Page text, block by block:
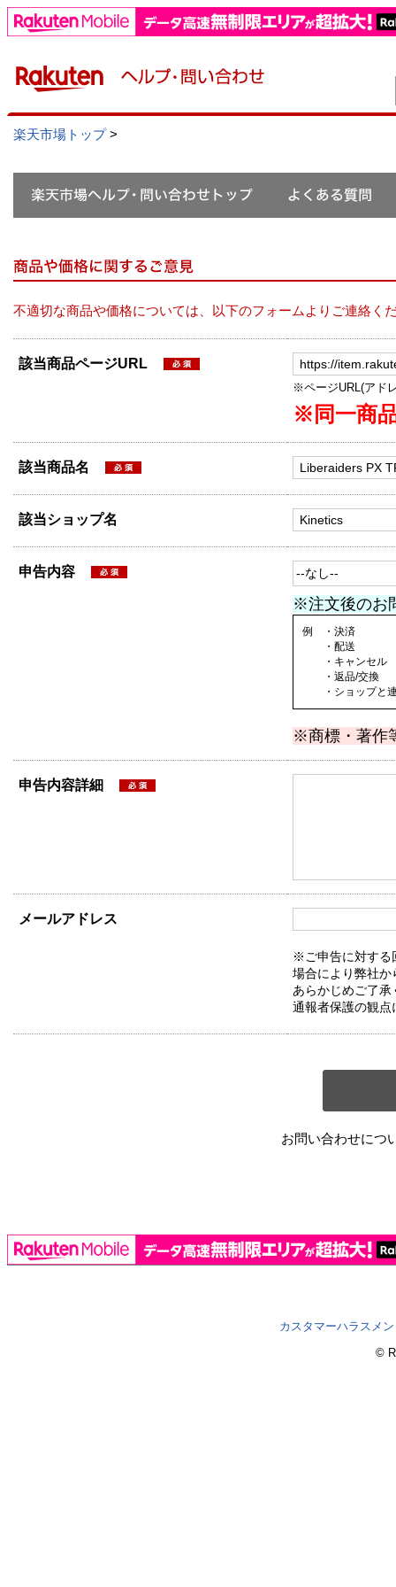
楽天市場トップ>
不適切な商品や価格については、以下のフォームよりご連絡く
該当商品ページURL
※ページURL(アド
※同一商
該当商品名
該当ショップ名
申告内容
※注文後のお
例 ・決済
・配送
・キャンセル
・返品/交換
・ショップと連
※商標・著作
申告内容詳細
メールアドレス
※ご申告に対する
場合により弊社か
あらかじめご了承
通報者保護の観点
お問い合わせにつ
カスタマーハラスメ
©